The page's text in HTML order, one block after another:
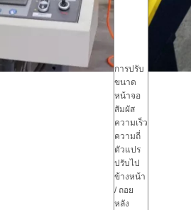
การปรับ
ขนาด
หน้าจอ
สัมผัส
ความเร็ว
ความถี่
ตัวแปร
ปรับไป
ข้างหน้า
/ ถอย
หลัง